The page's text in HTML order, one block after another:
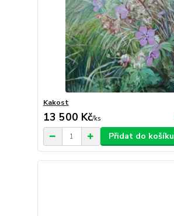
Kakost
13 500 Kč/ks
Přidat do košíku